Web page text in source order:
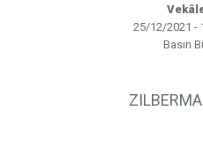
25/12/2021 -
Basın